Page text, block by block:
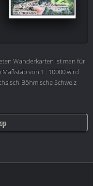
Wanderkarten ist man für
von 1 : 10000 wird
Böhmische Schweiz